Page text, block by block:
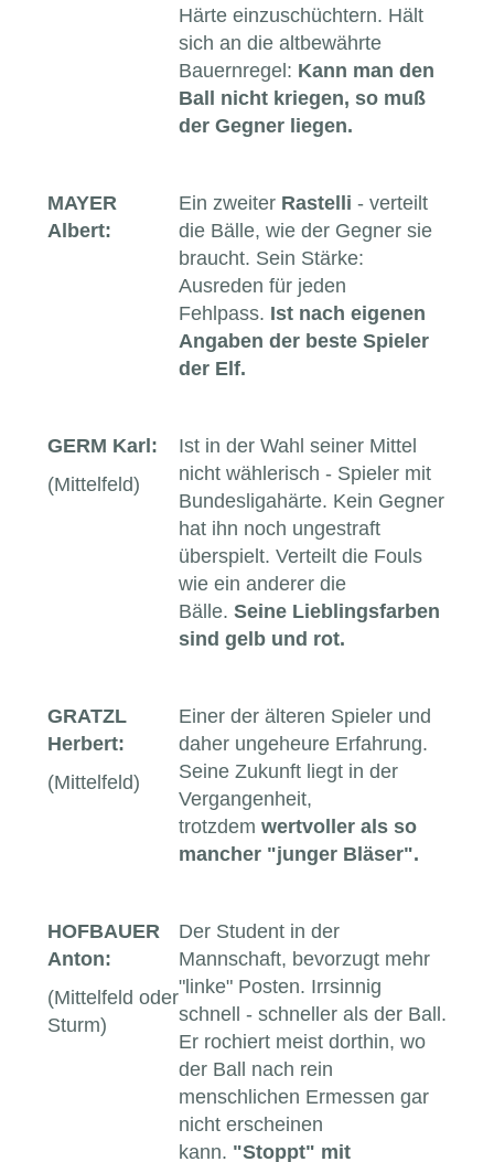
Härte einzuschüchtern. Hält
sich an die altbewährte
Bauernregel: Kann man den
Ball nicht kriegen, so muß
der Gegner liegen.
MAYER
Albert:
Ein zweiter Rastelli - verteilt
die Bälle, wie der Gegner sie
braucht. Sein Stärke:
Ausreden für jeden
Fehlpass. Ist nach eigenen
Angaben der beste Spieler
der Elf.
GERM Karl:
(Mittelfeld)
Ist in der Wahl seiner Mittel
nicht wählerisch - Spieler mit
Bundesligahärte. Kein Gegner
hat ihn noch ungestraft
überspielt. Verteilt die Fouls
wie ein anderer die
Bälle. Seine Lieblingsfarben
sind gelb und rot.
GRATZL
Herbert:
(Mittelfeld)
Einer der älteren Spieler und
daher ungeheure Erfahrung.
Seine Zukunft liegt in der
Vergangenheit,
trotzdem wertvoller als so
mancher "junger Bläser".
HOFBAUER
Anton:
(Mittelfeld oder
Sturm)
Der Student in der
Mannschaft, bevorzugt mehr
"linke" Posten. Irrsinnig
schnell - schneller als der Ball.
Er rochiert meist dorthin, wo
der Ball nach rein
menschlichen Ermessen gar
nicht erscheinen
kann. "Stoppt" mit